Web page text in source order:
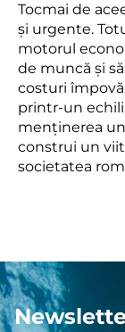
Tocmai de
și urgente.
motorul
de muncă și
costuri
printr-un
menținerea
construi un
societatea